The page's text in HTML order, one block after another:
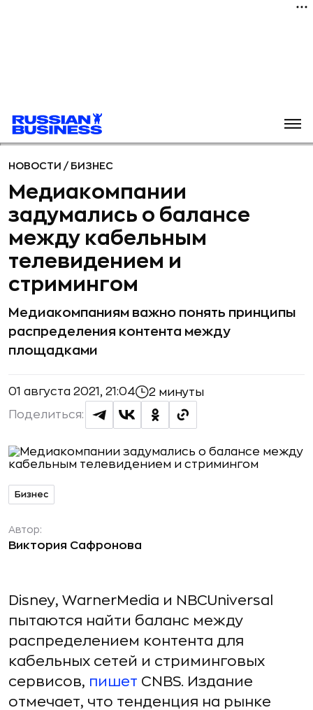
НОВОСТИ / БИЗНЕС
Медиакомпании
задумались о балансе
между кабельным
телевидением и
стримингом
Медиакомпаниям важно понять принципы
распределения контента между
площадками
01 августа 2021, 21:04 2 минуты
Поделиться:
Бизнес
Автор:
Виктория Сафронова
Disney, WarnerMedia и NBCUniversal
пытаются найти баланс между
распределением контента для
кабельных сетей и стриминговых
сервисов, пишет CNBS. Издание
отмечает, что тенденция на рынке